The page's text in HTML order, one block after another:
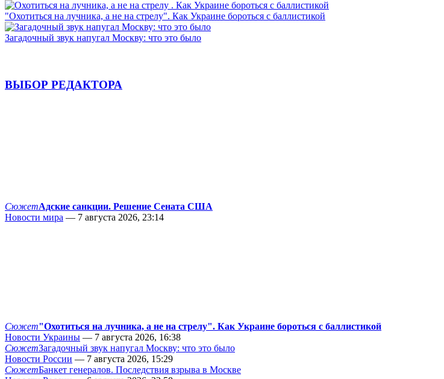
"Охотиться на лучника, а не на стрелу". Как Украине бороться с баллистикой
Загадочный звук напугал Москву: что это было
ВЫБОР РЕДАКТОРА
СюжетАдские санкции. Решение Сената США
Новости мира — 7 августа 2026, 23:14
Сюжет"Охотиться на лучника, а не на стрелу". Как Украине бороться с баллистикой
Новости Украины — 7 августа 2026, 16:38
СюжетЗагадочный звук напугал Москву: что это было
Новости России — 7 августа 2026, 15:29
СюжетБанкет генералов. Последствия взрыва в Москве